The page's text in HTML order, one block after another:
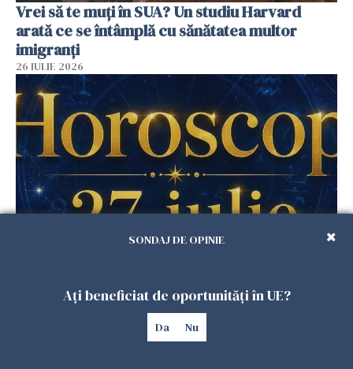
Vrei să te muți în SUA? Un studiu Harvard
arată ce se întâmplă cu sănătatea multor
imigranți
26 IULIE 2026
neașteptate pentru unele zodii
SONDAJ DE OPINIE
Ați beneficiat de oportunități în UE?
Da Nu